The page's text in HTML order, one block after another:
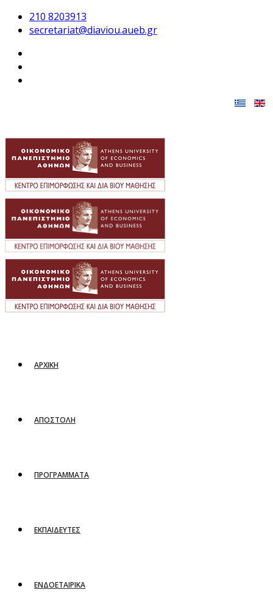
210 8203913
secretariat@diaviou.aueb.gr
ΑΡΧΙΚΗ
ΑΠΟΣΤΟΛΗ
ΠΡΟΓΡΑΜΜΑΤΑ
ΕΚΠΑΙΔΕΥΤΕΣ
ΕΝΔΟΕΤΑΙΡΙΚΑ